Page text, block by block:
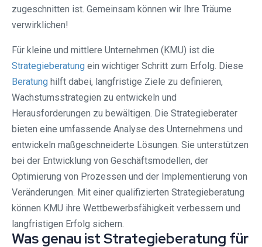
zugeschnitten ist. Gemeinsam können wir Ihre Träume
verwirklichen!
Für kleine und mittlere Unternehmen (KMU) ist die
Strategieberatung ein wichtiger Schritt zum Erfolg. Diese
Beratung hilft dabei, langfristige Ziele zu definieren,
Wachstumsstrategien zu entwickeln und
Herausforderungen zu bewältigen. Die Strategieberater
bieten eine umfassende Analyse des Unternehmens und
entwickeln maßgeschneiderte Lösungen. Sie unterstützen
bei der Entwicklung von Geschäftsmodellen, der
Optimierung von Prozessen und der Implementierung von
Veränderungen. Mit einer qualifizierten Strategieberatung
können KMU ihre Wettbewerbsfähigkeit verbessern und
langfristigen Erfolg sichern.
Was genau ist Strategieberatung für